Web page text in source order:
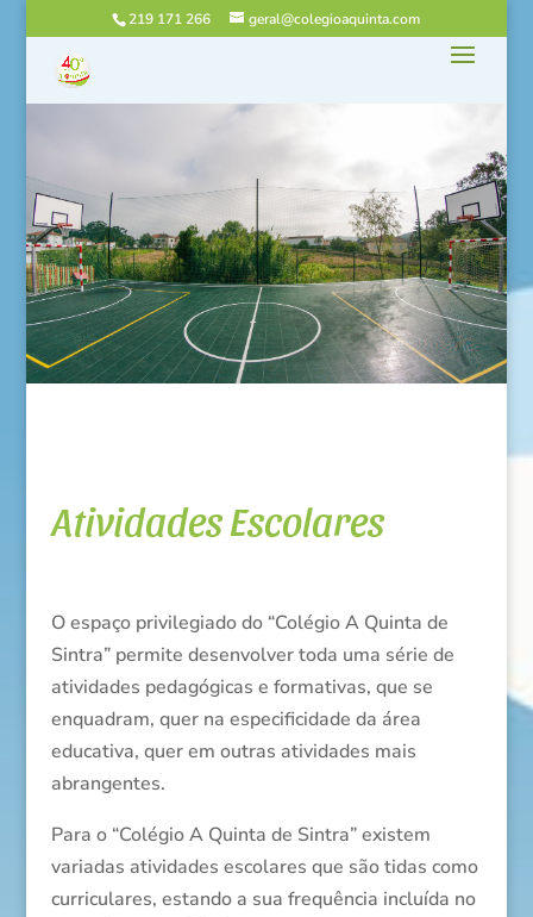
219 171 266 geral@colegioaquinta.com
Atividades Escolares
O espaço privilegiado do “Colégio A Quinta de
Sintra” permite desenvolver toda uma série de
atividades pedagógicas e formativas, que se
enquadram, quer na especificidade da área
educativa, quer em outras atividades mais
abrangentes.
Para o “Colégio A Quinta de Sintra” existem
variadas atividades escolares que são tidas como
curriculares, estando a sua frequência incluída no